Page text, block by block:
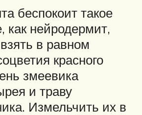
беспокоит такое
как нейродермит,
в равном
красного
змеевика
и траву
Измельчить их в